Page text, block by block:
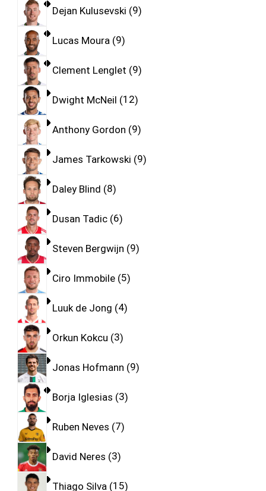
Dejan Kulusevski 9
Lucas Moura 9
Clement Lenglet 9
Dwight McNeil 12
Anthony Gordon 9
James Tarkowski 9
Daley Blind 8
Dusan Tadic 6
Steven Bergwijn 9
Ciro Immobile 5
Luuk de Jong 4
Orkun Kokcu 3
Jonas Hofmann 9
Borja Iglesias 3
Ruben Neves 7
David Neres 3
Thiago Silva 15